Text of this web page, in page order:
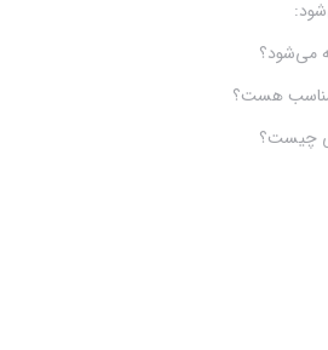
می‌شود؟
هست؟
چیست؟